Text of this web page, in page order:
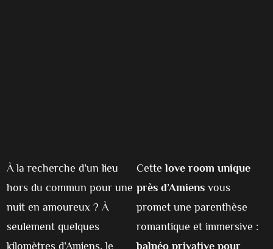
À la recherche d’un lieu
hors du commun pour une
nuit en amoureux ? À
seulement quelques
kilomètres d’Amiens, le
Cettelove room unique
près d’Amiens vous
promet une parenthèse
romantique et immersive :
balnéo privative pour